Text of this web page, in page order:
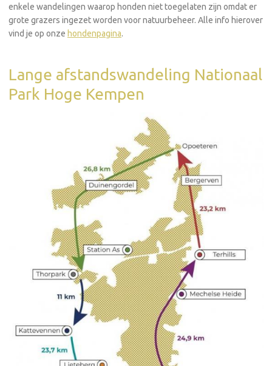
enkele wandelingen waarop honden niet toegelaten zijn omdat er
grote grazers ingezet worden voor natuurbeheer. Alle info hierover
vind je op onze hondenpagina.
Lange afstandswandeling Nationaal
Park Hoge Kempen